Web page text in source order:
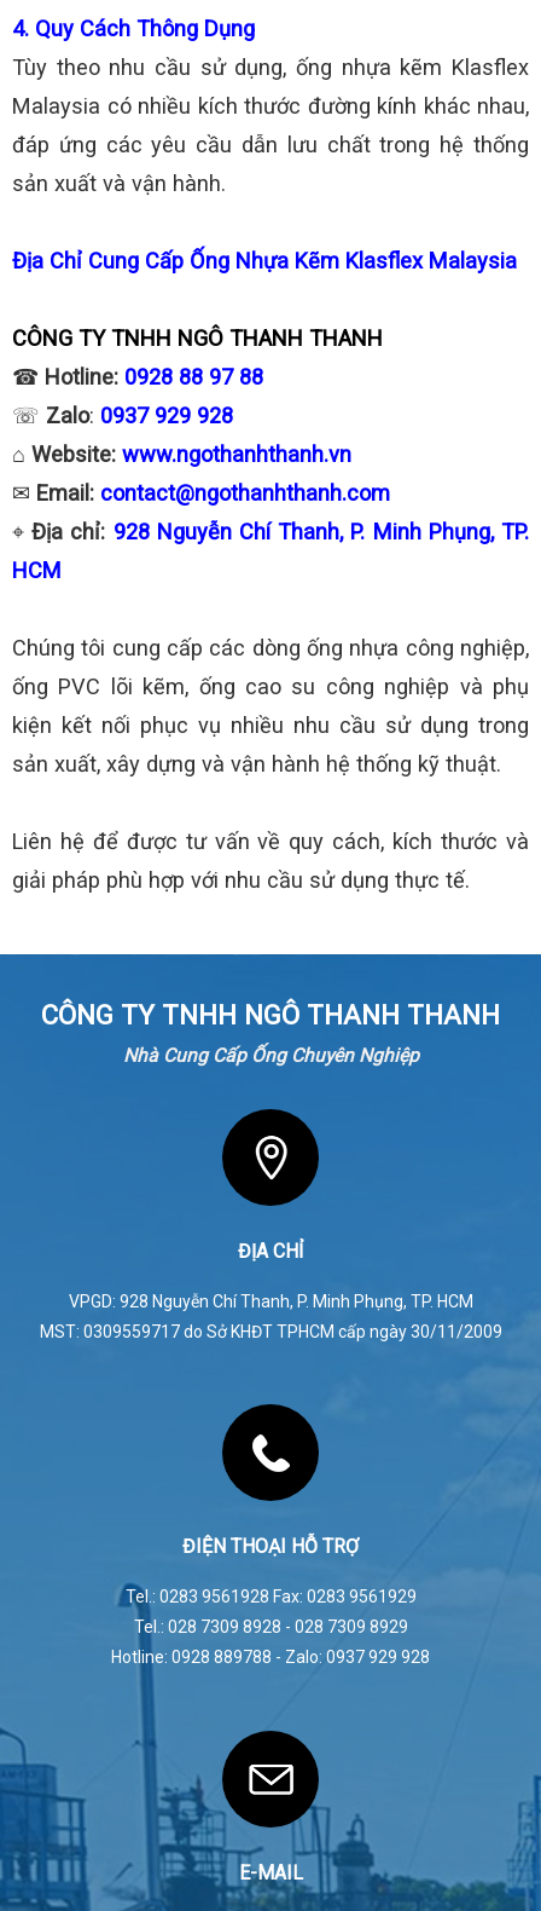
4. Quy Cách Thông Dụng
Tùy theo nhu cầu sử dụng, ống nhựa kẽm Klasflex
Malaysia có nhiều kích thước đường kính khác nhau,
đáp ứng các yêu cầu dẫn lưu chất trong hệ thống
sản xuất và vận hành.
Địa Chỉ Cung Cấp Ống Nhựa Kẽm Klasflex Malaysia
CÔNG TY TNHH NGÔ THANH THANH
☎ Hotline: 0928 88 97 88
☏ Zalo: 0937 929 928
⌂ Website: www.ngothanhthanh.vn
✉ Email: contact@ngothanhthanh.com
⌖Địa chỉ: 928 Nguyễn Chí Thanh, P. Minh Phụng, TP.
HCM
Chúng tôi cung cấp các dòng ống nhựa công nghiệp,
ống PVC lõi kẽm, ống cao su công nghiệp và phụ
kiện kết nối phục vụ nhiều nhu cầu sử dụng trong
sản xuất, xây dựng và vận hành hệ thống kỹ thuật.
Liên hệ để được tư vấn về quy cách, kích thước và
giải pháp phù hợp với nhu cầu sử dụng thực tế.
CÔNG TY TNHH NGÔ THANH THANH
ĐỊA CHỈ
VPGD: 928 Nguyễn Chí Thanh, P. Minh Phụng, TP. HCM
MST: 0309559717 do Sở KHĐT TPHCM cấp ngày 30/11/2009
ĐIỆN THOẠI HỖ TRỢ
Tel.: 0283 9561928 Fax: 0283 9561929
Tel.: 028 7309 8928 - 028 7309 8929
Hotline: 0928 889788 - Zalo: 0937 929 928
E-MAIL